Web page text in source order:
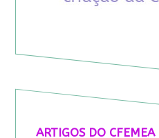
ARTIGOS DO CFEMEA